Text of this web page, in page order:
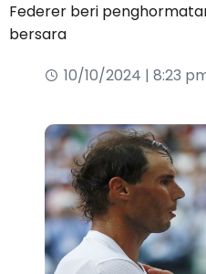
Federer beri
bersara
10/10/2024 | 8:23